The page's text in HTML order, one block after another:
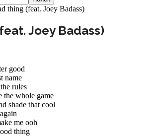
thing (feat. Joey Badass)
Joey Badass)
good
name
rules
the whole game
shade that cool
me ooh
thing